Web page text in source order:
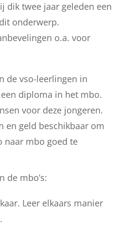
dik twee jaar geleden een
onderwerp.
o.a. voor
de vso-leerlingen in
diploma in het mbo.
voor deze jongeren.
en geld beschikbaar om
naar mbo goed te
de mbo’s:
Leer elkaars manier